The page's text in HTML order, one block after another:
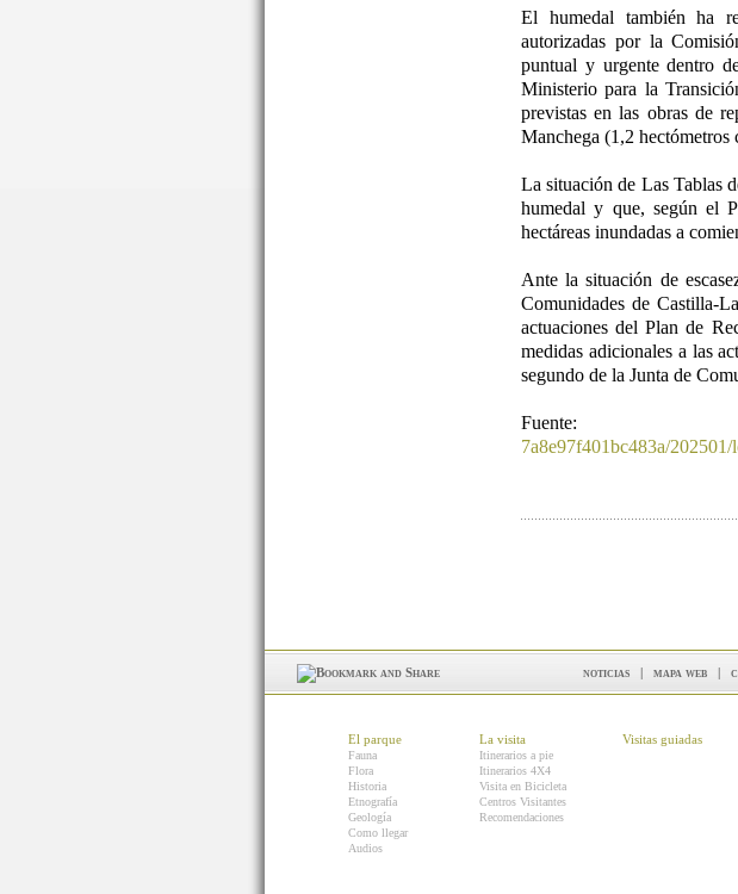
El humedal también ha
autorizadas por la
puntual y urgente dentro
Ministerio para la
previstas en las obras de
Manchega (1,2 hectómetros
La situación de Las Tablas
humedal y que, según el
hectáreas inundadas a
Ante la situación de
Comunidades de Castilla-
actuaciones del Plan de
medidas adicionales a las
segundo de la Junta de
7a8e97f401bc483a/
noticias | mapa web |
El parque
Fauna
Flora
Historia
Etnografía
Geología
Como llegar
Audios
La visita
Itinerarios a pie
Itinerarios 4X4
Visita en Bicicleta
Centros Visitantes
Recomendaciones
Visitas guiadas